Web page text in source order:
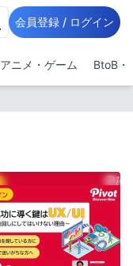
会員登録 / ログイン
アニメ・ゲーム BtoB・